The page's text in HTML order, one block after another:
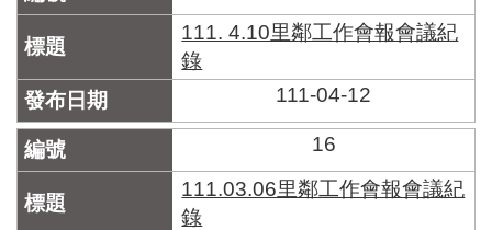
111. 4.10里鄰工作會報會議紀
錄
111-04-12
16
111.03.06里鄰工作會報會議紀
錄